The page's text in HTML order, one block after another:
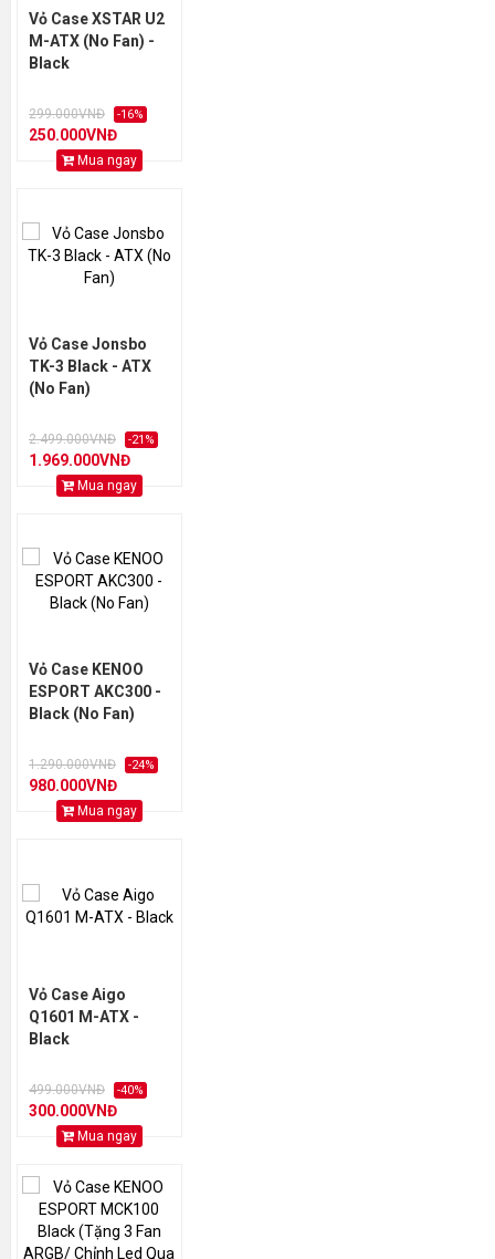
Vỏ Case XSTAR U2
M-ATX (No Fan) -
Black
299.000VNĐ -16%
250.000VNĐ
Mua ngay
Vỏ Case Jonsbo
TK-3 Black - ATX
(No Fan)
2.499.000VNĐ -21%
1.969.000VNĐ
Mua ngay
Vỏ Case KENOO
ESPORT AKC300 -
Black (No Fan)
1.290.000VNĐ -24%
980.000VNĐ
Mua ngay
Vỏ Case Aigo
Q1601 M-ATX -
Black
499.000VNĐ -40%
300.000VNĐ
Mua ngay